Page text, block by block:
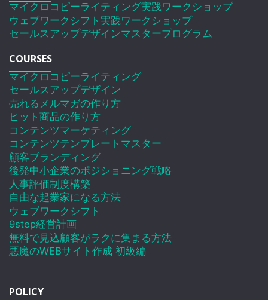
マイクロコピーライティング実践ワークショップ
ウェブワークシフト実践ワークショップ
セールスアップデザインマスタープログラム
COURSES
マイクロコピーライティング
セールスアップデザイン
売れるメルマガの作り方
ヒット商品の作り方
コンテンツマーケティング
コンテンツテンプレートマスター
顧客ブランディング
後発中小企業のポジショニング戦略
人事評価制度構築
自由な起業家になる方法
ウェブワークシフト
9step経営計画
無料で見込顧客がラクに集まる方法
悪魔のWEBサイト作成 初級編
POLICY